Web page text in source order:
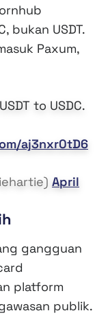
bukan USDT.
Paxum,
to USDC.
aj3nxr0tD6
April
gangguan
platform
publik.